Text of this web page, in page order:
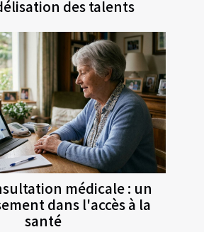
des talents
médicale : un
dans l'accès à la
santé